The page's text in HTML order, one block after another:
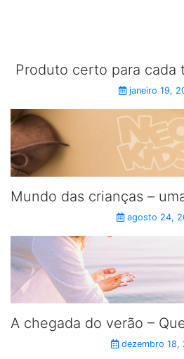
Produto certo para cada
janeiro 19,
agosto 24,
dezembro 18,